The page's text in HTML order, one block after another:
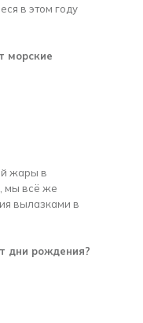
в этом году
морские
жары в
мы всё же
вылазками в
дни рождения?